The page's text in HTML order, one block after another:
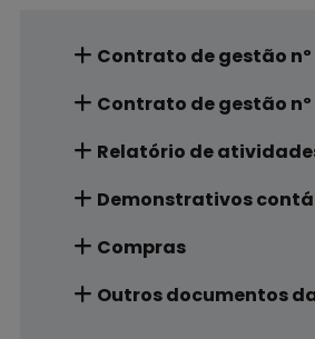
Contrato de gestão nº
Contrato de gestão nº
Relatório de
Demonstrativos
Compras
Outros documentos